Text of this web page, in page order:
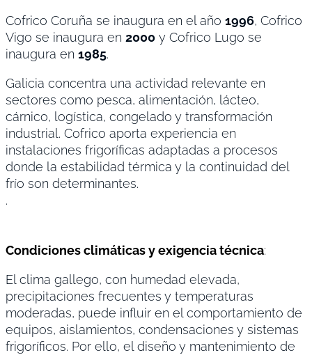
Cofrico Coruña se inaugura en el año 1996, Cofrico
Vigo se inaugura en 2000 y Cofrico Lugo se
inaugura en 1985.
Galicia concentra una actividad relevante en
sectores como pesca, alimentación, lácteo,
cárnico, logística, congelado y transformación
industrial. Cofrico aporta experiencia en
instalaciones frigoríficas adaptadas a procesos
donde la estabilidad térmica y la continuidad del
frío son determinantes.
.
Condiciones climáticas y exigencia técnica:
El clima gallego, con humedad elevada,
precipitaciones frecuentes y temperaturas
moderadas, puede influir en el comportamiento de
equipos, aislamientos, condensaciones y sistemas
frigoríficos. Por ello, el diseño y mantenimiento de